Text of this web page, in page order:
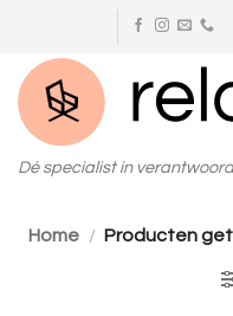
content
Dé specialist in
Home / Producten